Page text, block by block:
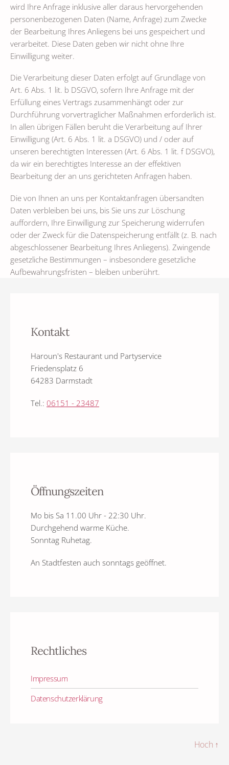
wird Ihre Anfrage inklusive aller daraus hervorgehenden
personenbezogenen Daten (Name, Anfrage) zum Zwecke
der Bearbeitung Ihres Anliegens bei uns gespeichert und
verarbeitet. Diese Daten geben wir nicht ohne Ihre
Einwilligung weiter.
Die Verarbeitung dieser Daten erfolgt auf Grundlage von
Art. 6 Abs. 1 lit. b DSGVO, sofern Ihre Anfrage mit der
Erfüllung eines Vertrags zusammenhängt oder zur
Durchführung vorvertraglicher Maßnahmen erforderlich ist.
In allen übrigen Fällen beruht die Verarbeitung auf Ihrer
Einwilligung (Art. 6 Abs. 1 lit. a DSGVO) und / oder auf
unseren berechtigten Interessen (Art. 6 Abs. 1 lit. f DSGVO),
da wir ein berechtigtes Interesse an der effektiven
Bearbeitung der an uns gerichteten Anfragen haben.
Die von Ihnen an uns per Kontaktanfragen übersandten
Daten verbleiben bei uns, bis Sie uns zur Löschung
auffordern, Ihre Einwilligung zur Speicherung widerrufen
oder der Zweck für die Datenspeicherung entfällt (z. B. nach
abgeschlossener Bearbeitung Ihres Anliegens). Zwingende
gesetzliche Bestimmungen – insbesondere gesetzliche
Aufbewahrungsfristen – bleiben unberührt.
Kontakt
Haroun's Restaurant und Partyservice
Friedensplatz 6
64283 Darmstadt
Tel.: 06151 - 23487
Öffnungszeiten
Mo bis Sa 11.00 Uhr - 22:30 Uhr.
Durchgehend warme Küche.
Sonntag Ruhetag.
An Stadtfesten auch sonntags geöffnet.
Rechtliches
Impressum
Datenschutzerklärung
Hoch ↑